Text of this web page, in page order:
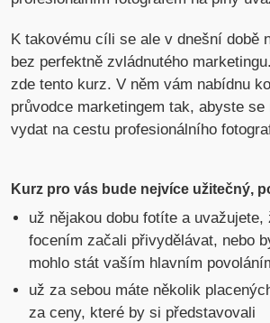
K takovému cíli se ale v dnešní době
bez perfektně zvládnutého
zde tento kurz. V něm vám nabídnu
průvodce marketingem tak, abyste se
vydat na cestu profesionálního
Kurz pro vás bude nejvíce užitečný,
už nějakou dobu fotíte a uvažujete,
focením začali přivydělávat, nebo
mohlo stát vaším hlavním
už za sebou máte několik
za ceny, které by si představovali